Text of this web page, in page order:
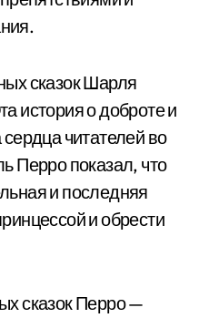
сказок Шарля
история о доброте и
читателей во
Перро показал, что
и последняя
и обрести
сказок Перро —